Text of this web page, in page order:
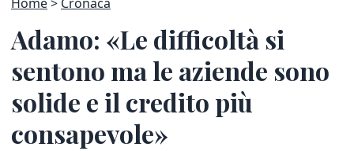
Adamo: «Le difficoltà si
sentono ma le aziende sono
solide e il credito più
consapevole»